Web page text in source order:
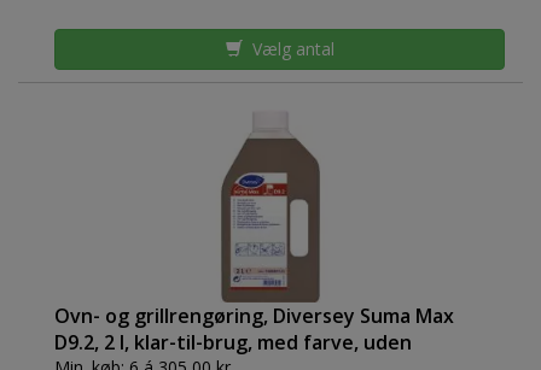
Vælg antal
Ovn- og grillrengøring, Diversey Suma Max
D9.2, 2 l, klar-til-brug, med farve, uden